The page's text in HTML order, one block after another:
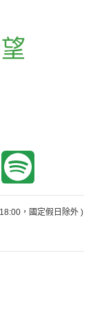
，國定假日除外 )